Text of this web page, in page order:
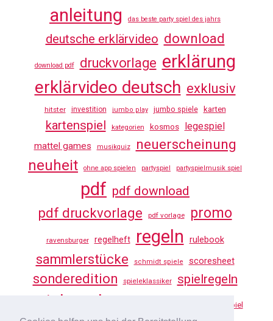
anleitung das beste party spiel des jahrs
deutsche erklärvideo download
download pdf druckvorlage erklärung
erklärvideo deutsch exklusiv
hitster investition jumbo play jumbo spiele karten
kartenspiel kategorien kosmos legespiel
mattel games musikquiz neuerscheinung
neuheit ohne app spielen partyspiel partyspielmusik spiel
pdf pdf download
pdf druckvorlage pdf vorlage promo
ravensburger regelheft regeln rulebook
sammlerstücke schmidt spiele scoresheet
sonderedition spieleklassiker spielregeln
spielregeln tv würfelspiel